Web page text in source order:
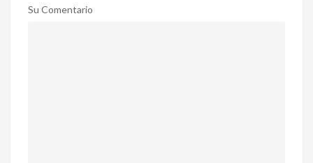
Su Comentario